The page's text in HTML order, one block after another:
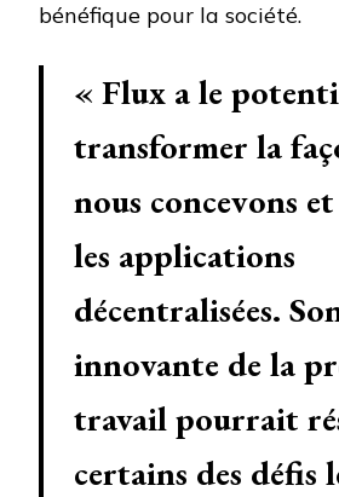
bénéfique pour la société.
« Flux a le
transformer la
nous concevons
les applications
décentralisées.
innovante de la
travail pourrait
certains des défis